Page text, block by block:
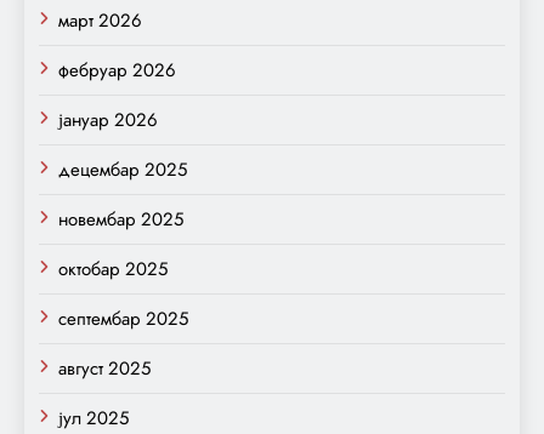
март 2026
фебруар 2026
јануар 2026
децембар 2025
новембар 2025
октобар 2025
септембар 2025
август 2025
јул 2025